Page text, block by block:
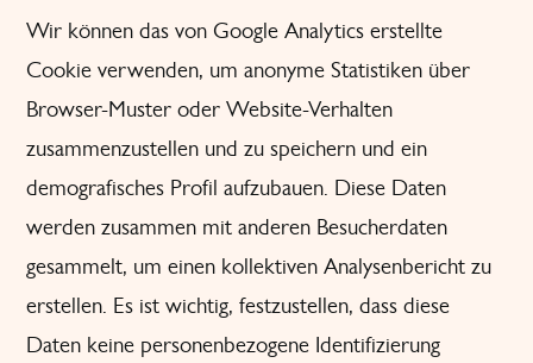
Wir können das von Google Analytics erstellte
Cookie verwenden, um anonyme Statistiken über
Browser-Muster oder Website-Verhalten
zusammenzustellen und zu speichern und ein
demografisches Profil aufzubauen. Diese Daten
werden zusammen mit anderen Besucherdaten
gesammelt, um einen kollektiven Analysenbericht zu
erstellen. Es ist wichtig, festzustellen, dass diese
Daten keine personenbezogene Identifizierung